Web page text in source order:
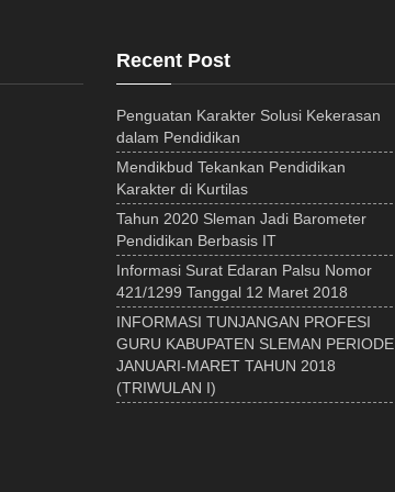
Recent Post
Penguatan Karakter Solusi Kekerasan
dalam Pendidikan
Mendikbud Tekankan Pendidikan
Karakter di Kurtilas
Tahun 2020 Sleman Jadi Barometer
Pendidikan Berbasis IT
Informasi Surat Edaran Palsu Nomor
421/1299 Tanggal 12 Maret 2018
INFORMASI TUNJANGAN PROFESI
GURU KABUPATEN SLEMAN PERIODE
JANUARI-MARET TAHUN 2018
(TRIWULAN I)